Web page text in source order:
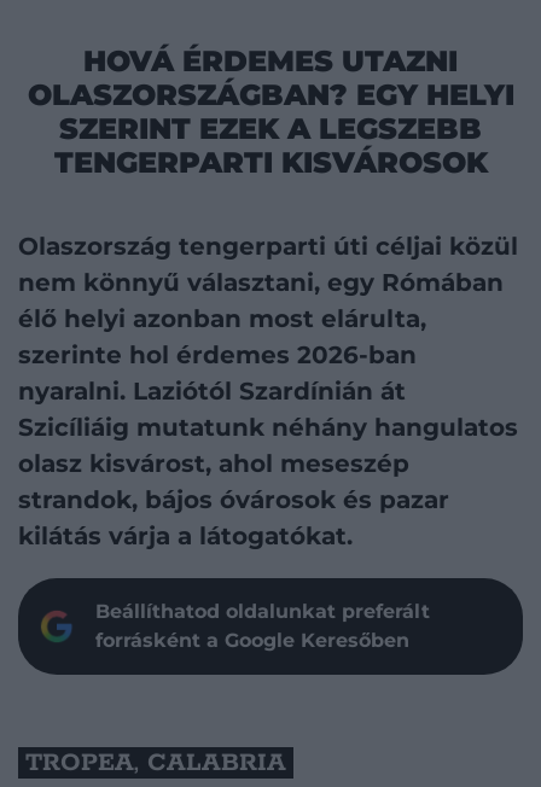
HOVÁ ÉRDEMES UTAZNI
OLASZORSZÁGBAN? EGY HELYI
SZERINT EZEK A LEGSZEBB
TENGERPARTI KISVÁROSOK
Olaszország tengerparti úti céljai közül
nem könnyű választani, egy Rómában
élő helyi azonban most elárulta,
szerinte hol érdemes 2026-ban
nyaralni. Laziótól Szardínián át
Szicíliáig mutatunk néhány hangulatos
olasz kisvárost, ahol meseszép
strandok, bájos óvárosok és pazar
kilátás várja a látogatókat.
Beállíthatod oldalunkat preferált
forrásként a Google Keresőben
TROPEA, CALABRIA